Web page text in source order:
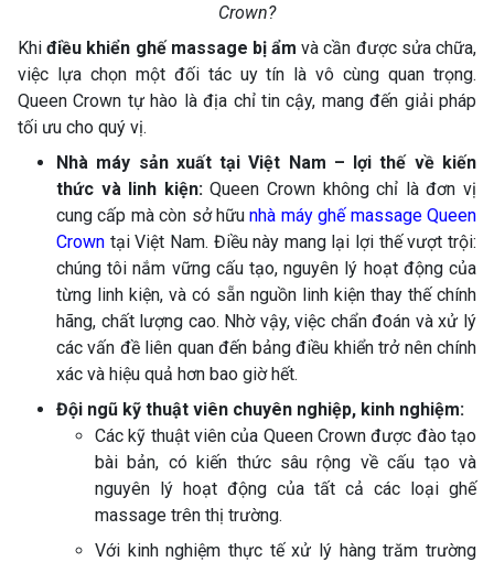
Crown?
Khiđiều khiển ghế massage bị ẩm và cần được sửa chữa,
việc lựa chọn một đối tác uy tín là vô cùng quan trọng.
Queen Crown tự hào là địa chỉ tin cậy, mang đến giải pháp
tối ưu cho quý vị.
Nhà máy sản xuất tại Việt Nam – lợi thế về kiến
thức và linh kiện:Queen Crown không chỉ là đơn vị
cung cấp mà còn sở hữunhà máy ghế massage Queen
Crown tại Việt Nam. Điều này mang lại lợi thế vượt trội:
chúng tôi nắm vững cấu tạo, nguyên lý hoạt động của
từng linh kiện, và có sẵn nguồn linh kiện thay thế chính
hãng, chất lượng cao. Nhờ vậy, việc chẩn đoán và xử lý
các vấn đề liên quan đến bảng điều khiển trở nên chính
xác và hiệu quả hơn bao giờ hết.
Đội ngũ kỹ thuật viên chuyên nghiệp, kinh nghiệm:
Các kỹ thuật viên của Queen Crown được đào tạo
bài bản, có kiến thức sâu rộng về cấu tạo và
nguyên lý hoạt động của tất cả các loại ghế
massage trên thị trường.
Với kinh nghiệm thực tế xử lý hàng trăm trường